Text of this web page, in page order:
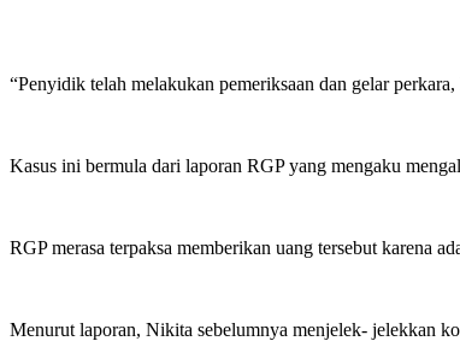
“Penyidik telah melakukan pemeriksaan dan gelar
Kasus ini bermula dari laporan RGP yang mengaku
RGP merasa terpaksa memberikan uang tersebut karena
Menurut laporan, Nikita sebelumnya menjelek- jelekkan